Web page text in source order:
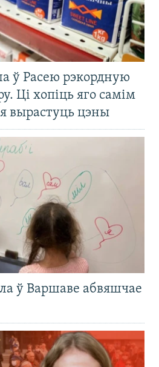
ў Расею рэкордную
Ці хопіць яго самім
вырастуць цэны
ў Варшаве абвяшчае